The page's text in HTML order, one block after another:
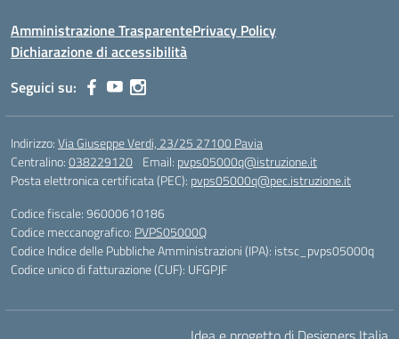
Amministrazione TrasparentePrivacy Policy
Dichiarazione di accessibilità
Seguici su:
Indirizzo:Via Giuseppe Verdi, 23/25 27100 Pavia
Centralino:038229120 Email: pvps05000q@istruzione.it
Posta elettronica certificata (PEC): pvps05000q@pec.istruzione.it
Codice fiscale: 96000610186
Codice meccanografico: PVPS05000Q
Codice Indice delle Pubbliche Amministrazioni (IPA): istsc_pvps05000q
Codice unico di fatturazione (CUF): UFGPJF